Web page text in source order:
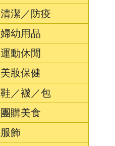
清潔／防疫
婦幼用品
運動休閒
美妝保健
鞋／襪／包
團購美食
服飾